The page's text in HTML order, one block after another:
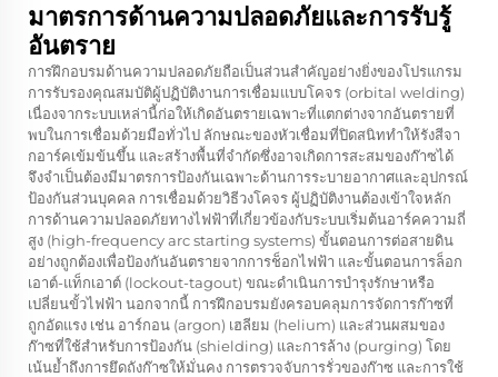
มาตรการด้านความปลอดภัยและการรับรู้
อันตราย
การฝึกอบรมด้านความปลอดภัยถือเป็นส่วนสำคัญอย่างยิ่งของโปรแกรม
การรับรองคุณสมบัติผู้ปฏิบัติงานการเชื่อมแบบโคจร (orbital welding)
เนื่องจากระบบเหล่านี้ก่อให้เกิดอันตรายเฉพาะที่แตกต่างจากอันตรายที่
พบในการเชื่อมด้วยมือทั่วไป ลักษณะของหัวเชื่อมที่ปิดสนิททำให้รังสีจา
กอาร์คเข้มข้นขึ้น และสร้างพื้นที่จำกัดซึ่งอาจเกิดการสะสมของก๊าซได้
จึงจำเป็นต้องมีมาตรการป้องกันเฉพาะด้านการระบายอากาศและอุปกรณ์
ป้องกันส่วนบุคคล การเชื่อมด้วยวิธีวงโคจรผู้ปฏิบัติงานต้องเข้าใจหลัก
การด้านความปลอดภัยทางไฟฟ้าที่เกี่ยวข้องกับระบบเริ่มต้นอาร์คความถี่
สูง (high-frequency arc starting systems) ขั้นตอนการต่อสายดิน
อย่างถูกต้องเพื่อป้องกันอันตรายจากการช็อกไฟฟ้า และขั้นตอนการล็อก
เอาต์-แท็กเอาต์ (lockout-tagout) ขณะดำเนินการบำรุงรักษาหรือ
เปลี่ยนขั้วไฟฟ้า นอกจากนี้ การฝึกอบรมยังครอบคลุมการจัดการก๊าซที่
ถูกอัดแรง เช่น อาร์กอน (argon) เฮลียม (helium) และส่วนผสมของ
ก๊าซที่ใช้สำหรับการป้องกัน (shielding) และการล้าง (purging) โดย
เน้นย้ำถึงการยึดถังก๊าซให้มั่นคง การตรวจจับการรั่วของก๊าซ และการใช้